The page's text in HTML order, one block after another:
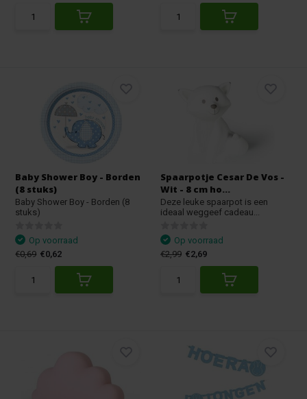
Baby Shower Boy - Borden
(8 stuks)
Baby Shower Boy - Borden (8
stuks)
Op voorraad
€0,69 €0,62
Spaarpotje Cesar De Vos -
Wit - 8 cm ho...
Deze leuke spaarpot is een
ideaal weggeef cadeau...
Op voorraad
€2,99 €2,69